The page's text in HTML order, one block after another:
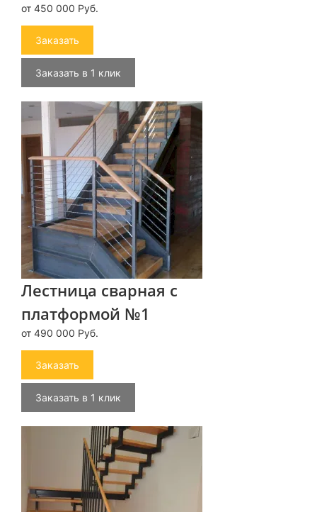
от 450 000 Руб.
Заказать
Заказать в 1 клик
Лестница сварная с
платформой №1
от 490 000 Руб.
Заказать
Заказать в 1 клик